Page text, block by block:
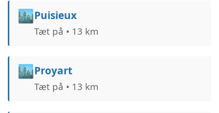
🏙️Puisieux
Tæt på • 13 km
🏙️Proyart
Tæt på • 13 km